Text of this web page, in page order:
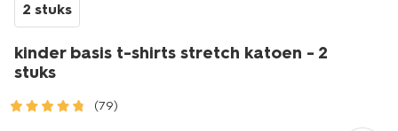
2 stuks
kinder basis t-shirts stretch katoen - 2
stuks
(79)